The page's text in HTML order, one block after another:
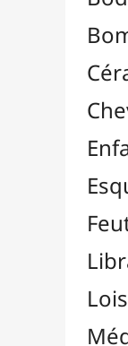
Feutres &
Librairie
Loisirs
Résines
Alginate
Charges /
Colorants
Huiles &